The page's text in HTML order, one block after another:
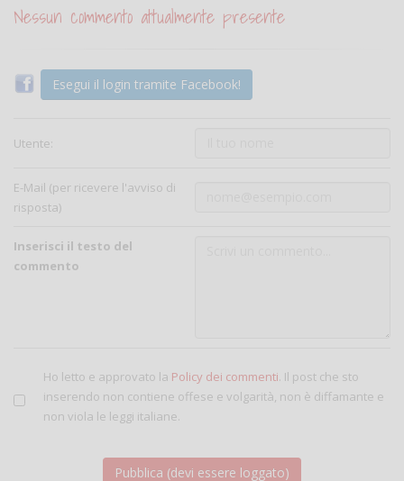
Nessun commento attualmente presente
Esegui il login tramite Facebook!
Utente:
E-Mail (per ricevere l'avviso di
risposta)
Inserisci il testo del
commento
Ho letto e approvato la Policy dei commenti . Il post che sto
inserendo non contiene offese e volgarità, non è diffamante e
non viola le leggi italiane.